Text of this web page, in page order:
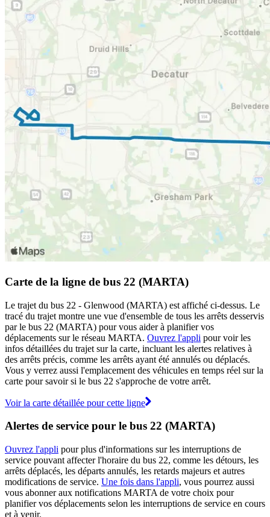
Carte de la ligne de bus 22 (MARTA)
Le trajet du bus 22 - Glenwood (MARTA) est affiché ci-dessus. Le
tracé du trajet montre une vue d'ensemble de tous les arrêts desservis
par le bus 22 (MARTA) pour vous aider à planifier vos
déplacements sur le réseau MARTA. Ouvrez l'appli pour voir les
infos détaillées du trajet sur la carte, incluant les alertes relatives à
des arrêts précis, comme les arrêts ayant été annulés ou déplacés.
Vous y verrez aussi l'emplacement des véhicules en temps réel sur la
carte pour savoir si le bus 22 s'approche de votre arrêt.
Voir la carte détaillée pour cette ligne
Alertes de service pour le bus 22 (MARTA)
Ouvrez l'appli pour plus d'informations sur les interruptions de
service pouvant affecter l'horaire du bus 22, comme les détours, les
arrêts déplacés, les départs annulés, les retards majeurs et autres
modifications de service. Une fois dans l'appli, vous pourrez aussi
vous abonner aux notifications MARTA de votre choix pour
planifier vos déplacements selon les interruptions de service en cours
et à venir.